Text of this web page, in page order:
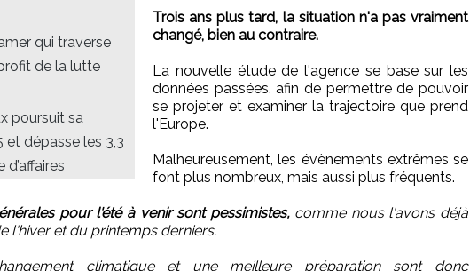
qui traverse
de la lutte
poursuit sa
et dépasse les 3,3
Trois ans plus tard, la situation n'a pas vraiment
changé, bien au contraire.
La nouvelle étude de l'agence se base sur les
données passées, afin de permettre de pouvoir
se projeter et examiner la trajectoire que prend
l'Europe.
Malheureusement, les évènements extrêmes se
font plus nombreux, mais aussi plus fréquents.
pour l'été à venir sont pessimistes,comme nous l'avons déjà
l'hiver et du printemps derniers.
climatique et une meilleure préparation sont donc